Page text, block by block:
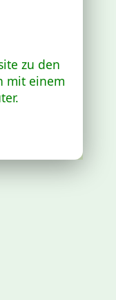
zu den
mit einem